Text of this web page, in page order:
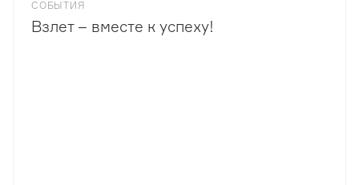
СОБЫТИЯ
Взлет – вместе к успеху!